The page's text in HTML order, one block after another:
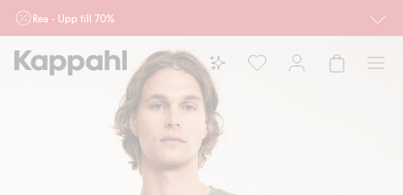
Rea - Upp till 70%
Priser och produkter kan variera online och i butiker.
Barn Baby